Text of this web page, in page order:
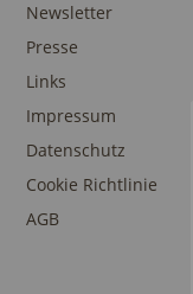
Newsletter
Presse
Links
Impressum
Datenschutz
Cookie Richtlinie
AGB